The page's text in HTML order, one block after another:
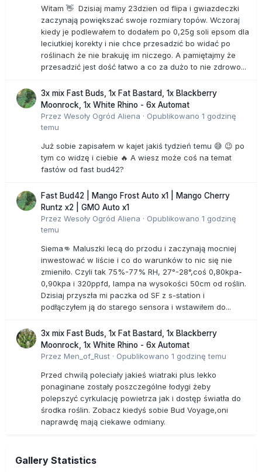
Witam 👋 Dzisiaj mamy 23dzien od flipa i gwiazdeczki
zaczynają powiększać swoje rozmiary topów. Wczoraj
kiedy je podlewałem to dodałem po 0,25g soli epsom dla
leciutkiej korekty i nie chce przesadzić bo widać po
roślinach że nie brakuję im niczego. A pamiętajmy że
przesadzić jest dość łatwo a co za dużo to nie zdrowo...
3x mix Fast Buds, 1x Fat Bastard, 1x Blackberry
Moonrock, 1x White Rhino - 6x Automat
Przez Wesoły Ogród Aliena · Opublikowano 1 godzinę
temu
Już sobie zapisałem w kajet jakiś tydzień temu 😅 😉 po
tym co widzę i ciebie 🔥 A wiesz może coś na temat
fastów od fast bud42?
Fast Bud42 | Mango Frost Auto x1 | Mango Cherry
Runtz x2 | GMO Auto x1
Przez Wesoły Ogród Aliena · Opublikowano 1 godzinę
temu
Siema👊 Maluszki lecą do przodu i zaczynają mocniej
inwestować w liście i co do warunków to nic się nie
zmieniło. Czyli tak 75%-77% RH, 27°-28°,coś 0,80kpa-
0,90kpa i 320ppfd, lampa na wysokości 50cm od roślin.
Dzisiaj przyszła mi paczka od SF z s-station i
podłączyłem ją do starego sensora i wstawiłem do...
3x mix Fast Buds, 1x Fat Bastard, 1x Blackberry
Moonrock, 1x White Rhino - 6x Automat
Przez Men_of_Rust · Opublikowano 1 godzinę temu
Przed chwilą poleciały jakieś wiatraki plus lekko
ponaginane zostały poszczególne łodygi żeby
polepszyć cyrkulację powietrza jak i dostęp światła do
środka roślin. Zobacz kiedyś sobie Bud Voyage,oni
naprawdę mają ciekawe odmiany.
Gallery Statistics